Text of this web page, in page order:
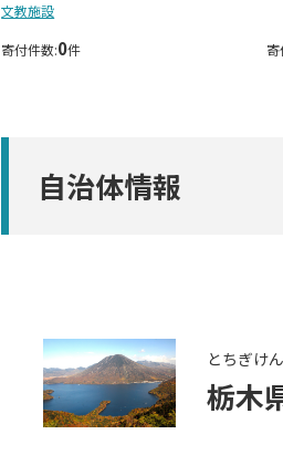
文教施設
寄付件数:0件
自治体情報
とちぎけん
栃木